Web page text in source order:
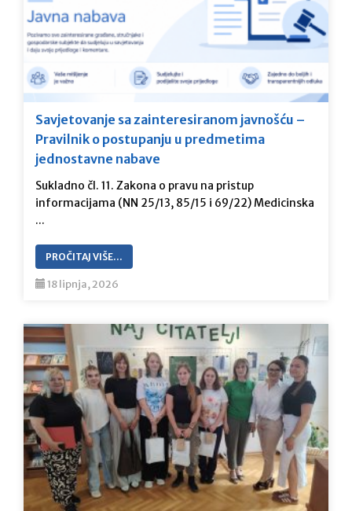
Savjetovanje sa zainteresiranom javnošću –
Pravilnik o postupanju u predmetima
jednostavne nabave
Sukladno čl. 11. Zakona o pravu na pristup
informacijama (NN 25/13, 85/15 i 69/22) Medicinska
...
PROČITAJ VIŠE…
18 lipnja, 2026